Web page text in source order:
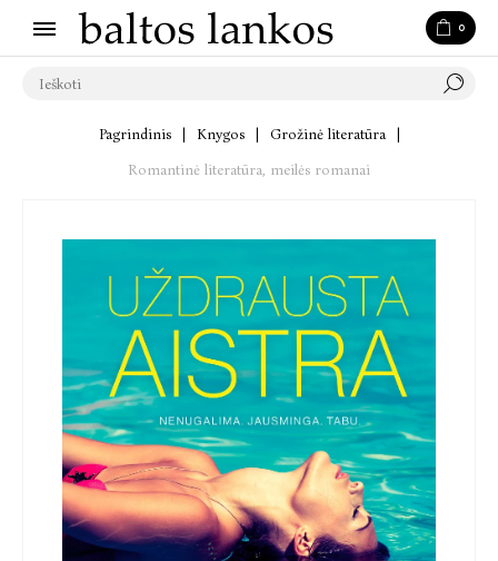
0
Pagrindinis Knygos Grožinė literatūra
Romantinė literatūra, meilės romanai